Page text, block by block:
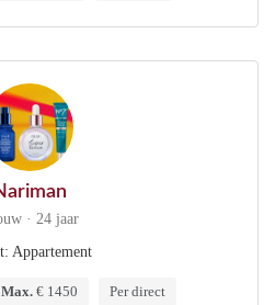
· 24 jaar
Appartement
Max.€ 1450 Per direct